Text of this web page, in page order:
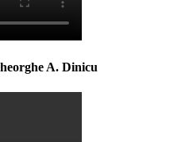
A. Dinicu